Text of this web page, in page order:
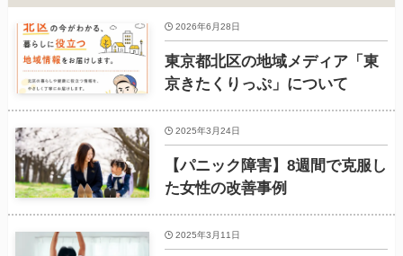
東京都北区の地域メディア「東
京きたくりっぷ」について
2026年6月28日
【パニック障害】8週間で克服し
た女性の改善事例
2025年3月24日
2025年3月11日